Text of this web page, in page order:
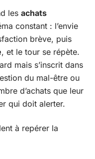
les achats
constant : l’envie
brève, puis
, et le tour se répète.
mais s’inscrit dans
du mal-être ou
d’achats que leur
qui doit alerter.
à repérer la